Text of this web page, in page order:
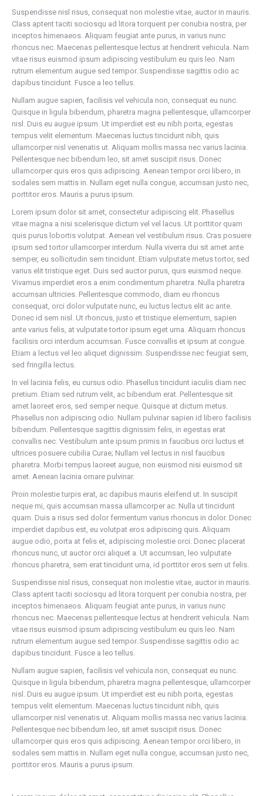
Suspendisse nisl risus, consequat non molestie vitae, auctor in mauris.
Class aptent taciti sociosqu ad litora torquent per conubia nostra, per
inceptos himenaeos. Aliquam feugiat ante purus, in varius nunc
rhoncus nec. Maecenas pellentesque lectus at hendrerit vehicula. Nam
vitae risus euismod ipsum adipiscing vestibulum eu quis leo. Nam
rutrum elementum augue sed tempor. Suspendisse sagittis odio ac
dapibus tincidunt. Fusce a leo tellus.
Nullam augue sapien, facilisis vel vehicula non, consequat eu nunc.
Quisque in ligula bibendum, pharetra magna pellentesque, ullamcorper
nisl. Duis eu augue ipsum. Ut imperdiet est eu nibh porta, egestas
tempus velit elementum. Maecenas luctus tincidunt nibh, quis
ullamcorper nisl venenatis ut. Aliquam mollis massa nec varius lacinia.
Pellentesque nec bibendum leo, sit amet suscipit risus. Donec
ullamcorper quis eros quis adipiscing. Aenean tempor orci libero, in
sodales sem mattis in. Nullam eget nulla congue, accumsan justo nec,
porttitor eros. Mauris a purus ipsum.
Lorem ipsum dolor sit amet, consectetur adipiscing elit. Phasellus
vitae magna a nisi scelerisque dictum vel vel lacus. Ut porttitor quam
quis purus lobortis volutpat. Aenean vel vestibulum risus. Cras posuere
ipsum sed tortor ullamcorper interdum. Nulla viverra dui sit amet ante
semper, eu sollicitudin sem tincidunt. Etiam vulputate metus tortor, sed
varius elit tristique eget. Duis sed auctor purus, quis euismod neque.
Vivamus imperdiet eros a enim condimentum pharetra. Nulla pharetra
accumsan ultricies. Pellentesque commodo, diam eu rhoncus
consequat, orci dolor vulputate nunc, eu luctus lectus elit ac ante.
Donec id sem nisl. Ut rhoncus, justo et tristique elementum, sapien
ante varius felis, at vulputate tortor ipsum eget urna. Aliquam rhoncus
facilisis orci interdum accumsan. Fusce convallis et ipsum at congue.
Etiam a lectus vel leo aliquet dignissim. Suspendisse nec feugiat sem,
sed fringilla lectus.
In vel lacinia felis, eu cursus odio. Phasellus tincidunt iaculis diam nec
pretium. Etiam sed rutrum velit, ac bibendum erat. Pellentesque sit
amet laoreet eros, sed semper neque. Quisque at dictum metus.
Phasellus non adipiscing odio. Nullam pulvinar sapien id libero facilisis
bibendum. Pellentesque sagittis dignissim felis, in egestas erat
convallis nec. Vestibulum ante ipsum primis in faucibus orci luctus et
ultrices posuere cubilia Curae; Nullam vel lectus in nisl faucibus
pharetra. Morbi tempus laoreet augue, non euismod nisi euismod sit
amet. Aenean lacinia ornare pulvinar.
Proin molestie turpis erat, ac dapibus mauris eleifend ut. In suscipit
neque mi, quis accumsan massa ullamcorper ac. Nulla ut tincidunt
quam. Duis a risus sed dolor fermentum varius rhoncus in dolor. Donec
imperdiet dapibus est, eu volutpat eros adipiscing quis. Aliquam
augue odio, porta at felis et, adipiscing molestie orci. Donec placerat
rhoncus nunc, ut auctor orci aliquet a. Ut accumsan, leo vulputate
rhoncus pharetra, sem erat tincidunt urna, id porttitor eros sem ut felis.
Suspendisse nisl risus, consequat non molestie vitae, auctor in mauris.
Class aptent taciti sociosqu ad litora torquent per conubia nostra, per
inceptos himenaeos. Aliquam feugiat ante purus, in varius nunc
rhoncus nec. Maecenas pellentesque lectus at hendrerit vehicula. Nam
vitae risus euismod ipsum adipiscing vestibulum eu quis leo. Nam
rutrum elementum augue sed tempor. Suspendisse sagittis odio ac
dapibus tincidunt. Fusce a leo tellus.
Nullam augue sapien, facilisis vel vehicula non, consequat eu nunc.
Quisque in ligula bibendum, pharetra magna pellentesque, ullamcorper
nisl. Duis eu augue ipsum. Ut imperdiet est eu nibh porta, egestas
tempus velit elementum. Maecenas luctus tincidunt nibh, quis
ullamcorper nisl venenatis ut. Aliquam mollis massa nec varius lacinia.
Pellentesque nec bibendum leo, sit amet suscipit risus. Donec
ullamcorper quis eros quis adipiscing. Aenean tempor orci libero, in
sodales sem mattis in. Nullam eget nulla congue, accumsan justo nec,
porttitor eros. Mauris a purus ipsum.